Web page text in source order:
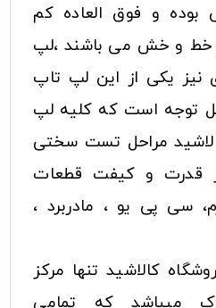
و فوق العاده کم
خط و خش می باشند ،لپ
نیز یکی از این لپ تاپ
توجه است که کلیه لپ
مراحل تست سختی
قدرت و کیفت قطعات
سی پی یو ، مادربرد ،
کالاشید تنها مرکز
میباشد که تمامی